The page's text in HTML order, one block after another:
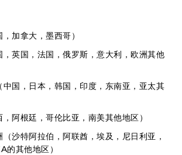
加拿大，墨西哥）
，英国，法国，俄罗斯，意大利，欧洲其他
中国，日本，韩国，印度，东南亚，亚太其
阿根廷，哥伦比亚，南美其他地区）
沙特阿拉伯，阿联酋，埃及，尼日利亚，
的其他地区）